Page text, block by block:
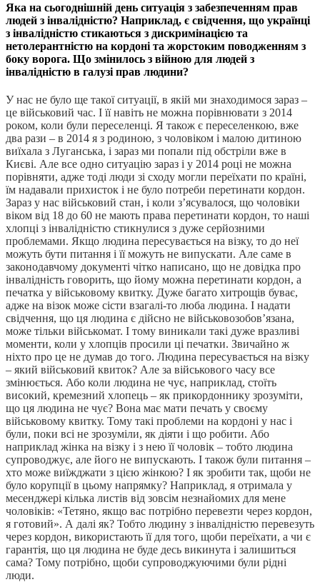
Яка на сьогоднішній день ситуація з забезпеченням прав
людей з інвалідністю? Наприклад, є свідчення, що українці
з інвалідністю стикаються з дискримінацією та
нетолерантністю на кордоні та жорстоким поводженням з
боку ворога. Що змінилось з війною для людей з
інвалідністю в галузі прав людини?
У нас не було ще такої ситуації, в якій ми знаходимося зараз –
це військовий час. І її навіть не можна порівнювати з 2014
роком, коли були переселенці. Я також є переселенкою, вже
два рази – в 2014 я з родиною, з чоловіком і малою дитиною
виїхала з Луганська, і зараз ми попали під обстріли вже в
Києві. Але все одно ситуацію зараз і у 2014 році не можна
порівняти, адже тоді люди зі сходу могли переїхати по країні,
їм надавали прихисток і не було потреби перетинати кордон.
Зараз у нас військовий стан, і коли з’ясувалося, що чоловіки
віком від 18 до 60 не мають права перетинати кордон, то наші
хлопці з інвалідністю стикнулися з дуже серйозними
проблемами. Якщо людина пересувається на візку, то до неї
можуть бути питання і її можуть не випускати. Але саме в
законодавчому документі чітко написано, що не довідка про
інвалідність говорить, що йому можна перетинати кордон, а
печатка у військовому квитку. Дуже багато хитрощів буває,
адже на візок може сісти взагалі-то люба людина. І надати
свідчення, що ця людина є дійсно не військовозобов’язана,
може тільки військомат. І тому виникали такі дуже вразливі
моменти, коли у хлопців просили ці печатки. Звичайно ж
ніхто про це не думав до того. Людина пересувається на візку
– який військовий квиток? Але за військового часу все
змінюється. Або коли людина не чує, наприклад, стоїть
високий, кремезний хлопець – як прикордоннику зрозуміти,
що ця людина не чує? Вона має мати печать у своєму
військовому квитку. Тому такі проблеми на кордоні у нас і
були, поки всі не зрозуміли, як діяти і що робити. Або
наприклад жінка на візку і з нею її чоловік – тобто людина
супроводжує, але його не випускають. І також були питання –
хто може виїжджати з цією жінкою? І як зробити так, щоби не
було корупції в цьому напрямку? Наприклад, я отримала у
месенджері кілька листів від зовсім незнайомих для мене
чоловіків: «Тетяно, якщо вас потрібно перевезти через кордон,
я готовий». А далі як? Тобто людину з інвалідністю перевезуть
через кордон, використають її для того, щоби переїхати, а чи є
гарантія, що ця людина не буде десь викинута і залишиться
сама? Тому потрібно, щоби супроводжуючими були рідні
люди.